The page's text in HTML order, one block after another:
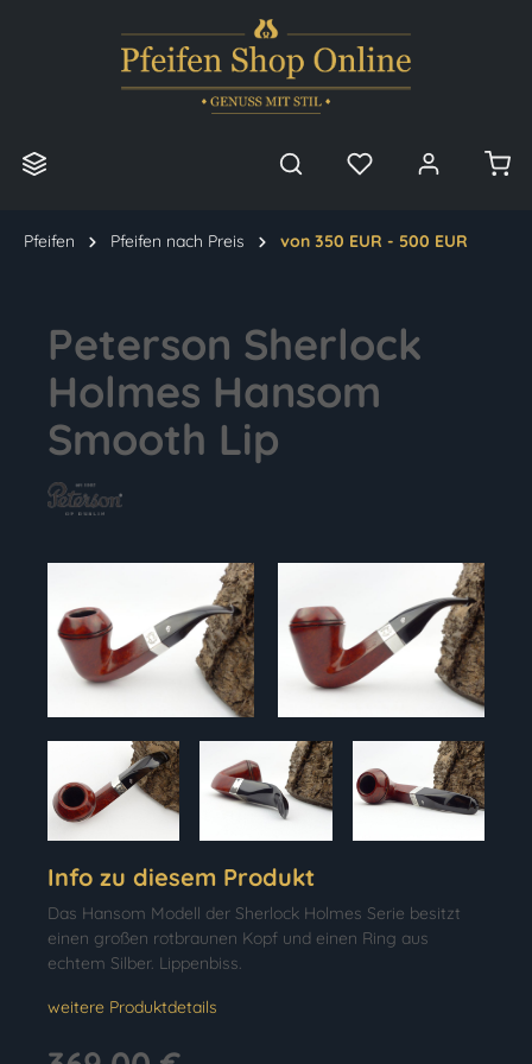
Pfeifen Pfeifen nach Preis von 350 EUR - 500 EUR
Peterson Sherlock
Holmes Hansom
Smooth Lip
Info zu diesem Produkt
Das Hansom Modell der Sherlock Holmes Serie besitzt
einen großen rotbraunen Kopf und einen Ring aus
echtem Silber. Lippenbiss.
weitere Produktdetails